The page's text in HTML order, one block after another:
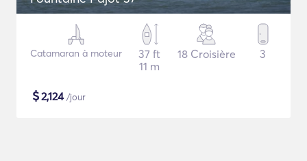
Catamaran à moteur
37 ft
11 m
18 Croisière 3
$2,124/jour